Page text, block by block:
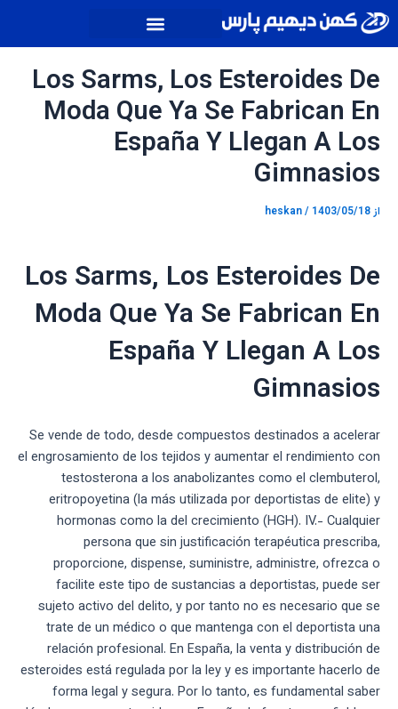
پرش
به
محتوا
Los Sarms, Los Esteroides De
Moda Que Ya Se Fabrican En
España Y Llegan A Los
Gimnasios
از heskan/ 1403/05/18
Los Sarms, Los Esteroides De
Moda Que Ya Se Fabrican En
España Y Llegan A Los
Gimnasios
Se vende de todo, desde compuestos destinados a acelerar
el engrosamiento de los tejidos y aumentar el rendimiento con
testosterona a los anabolizantes como el clembuterol,
eritropoyetina (la más utilizada por deportistas de elite) y
hormonas como la del crecimiento (HGH). IV.- Cualquier
persona que sin justificación terapéutica prescriba,
proporcione, dispense, suministre, administre, ofrezca o
facilite este tipo de sustancias a deportistas, puede ser
sujeto activo del delito, y por tanto no es necesario que se
trate de un médico o que mantenga con el deportista una
relación profesional. En España, la venta y distribución de
esteroides está regulada por la ley y es importante hacerlo de
forma legal y segura. Por lo tanto, es fundamental saber
پیمایش
نوشته